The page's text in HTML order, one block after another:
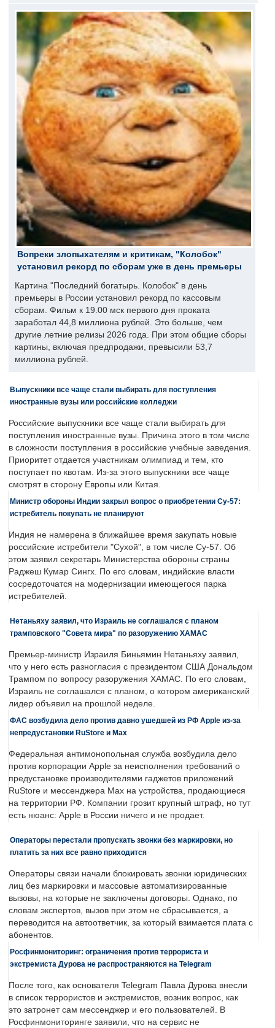
Вопреки злопыхателям и критикам, "Колобок"
установил рекорд по сборам уже в день премьеры
Картина "Последний богатырь. Колобок" в день
премьеры в России установил рекорд по кассовым
сборам. Фильм к 19.00 мск первого дня проката
заработал 44,8 миллиона рублей. Это больше, чем
другие летние релизы 2026 года. При этом общие сборы
картины, включая предпродажи, превысили 53,7
миллиона рублей.
Выпускники все чаще стали выбирать для поступления
иностранные вузы или российские колледжи
Российские выпускники все чаще стали выбирать для
поступления иностранные вузы. Причина этого в том числе
в сложности поступления в российские учебные заведения.
Приоритет отдается участникам олимпиад и тем, кто
поступает по квотам. Из-за этого выпускники все чаще
смотрят в сторону Европы или Китая.
Министр обороны Индии закрыл вопрос о приобретении Су-57:
истребитель покупать не планируют
Индия не намерена в ближайшее время закупать новые
российские истребители "Сухой", в том числе Су-57. Об
этом заявил секретарь Министерства обороны страны
Раджеш Кумар Сингх. По его словам, индийские власти
сосредоточатся на модернизации имеющегося парка
истребителей.
Нетаньяху заявил, что Израиль не соглашался с планом
трамповского "Совета мира" по разоружению ХАМАС
Премьер-министр Израиля Биньямин Нетаньяху заявил,
что у него есть разногласия с президентом США Дональдом
Трампом по вопросу разоружения ХАМАС. По его словам,
Израиль не соглашался с планом, о котором американский
лидер объявил на прошлой неделе.
ФАС возбудила дело против давно ушедшей из РФ Apple из-за
непредустановки RuStore и Max
Федеральная антимонопольная служба возбудила дело
против корпорации Apple за неисполнения требований о
предустановке производителями гаджетов приложений
RuStore и мессенджера Max на устройства, продающиеся
на территории РФ. Компании грозит крупный штраф, но тут
есть нюанс: Apple в России ничего и не продает.
Операторы перестали пропускать звонки без маркировки, но
платить за них все равно приходится
Операторы связи начали блокировать звонки юридических
лиц без маркировки и массовые автоматизированные
вызовы, на которые не заключены договоры. Однако, по
словам экспертов, вызов при этом не сбрасывается, а
переводится на автоответчик, за который взимается плата с
абонентов.
Росфинмониторинг: ограничения против террориста и
экстремиста Дурова не распространяются на Telegram
После того, как основателя Telegram Павла Дурова внесли
в список террористов и экстремистов, возник вопрос, как
это затронет сам мессенджер и его пользователей. В
Росфинмониторинге заявили, что на сервис не